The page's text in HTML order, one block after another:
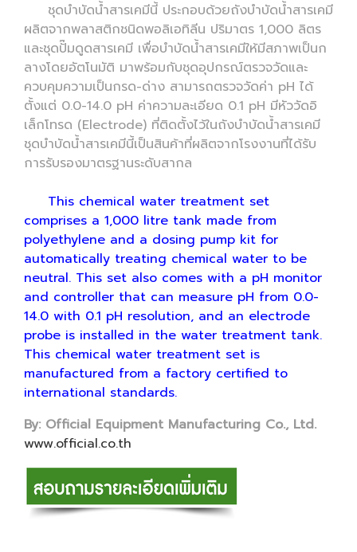
ชุดบำบัดน้ำสารเคมีนี้ ประกอบด้วยถังบำบัดน้ำสารเคมี
ผลิตจากพลาสติกชนิดพอลิเอทิลีน ปริมาตร 1,000 ลิตร
และชุดปั๊มดูดสารเคมี เพื่อบำบัดน้ำสารเคมีให้มีสภาพเป็นก
ลางโดยอัตโนมัติ มาพร้อมกับชุดอุปกรณ์ตรวจวัดและ
ควบคุมความเป็นกรด-ด่าง สามารถตรวจวัดค่า pH ได้
ตั้งแต่ 0.0-14.0 pH ค่าความละเอียด 0.1 pH มีหัววัดอิ
เล็กโทรด (Electrode) ที่ติดตั้งไว้ในถังบำบัดน้ำสารเคมี
ชุดบำบัดน้ำสารเคมีนี้เป็นสินค้าที่ผลิตจากโรงงานที่ได้รับ
การรับรองมาตรฐานระดับสากล
This chemical water treatment set
comprises a 1,000 litre tank made from
polyethylene and a dosing pump kit for
automatically treating chemical water to be
neutral. This set also comes with a pH monitor
and controller that can measure pH from 0.0-
14.0 with 0.1 pH resolution, and an electrode
probe is installed in the water treatment tank.
This chemical water treatment set is
manufactured from a factory certified to
international standards.
By: Official Equipment Manufacturing Co., Ltd.
www.official.co.th